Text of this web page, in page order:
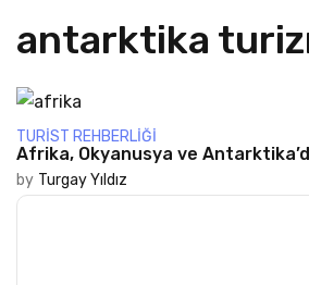
antarktika
TURIST REHBERLIĞI
Afrika, Okyanusya ve
by Turgay Yıldız